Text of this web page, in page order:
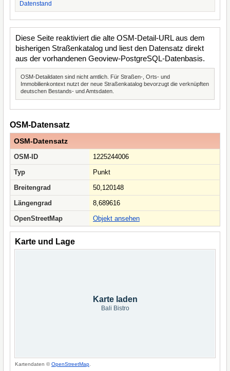
Datenstand
Diese Seite reaktiviert die alte OSM-Detail-URL aus dem
bisherigen Straßenkatalog und liest den Datensatz direkt
aus der vorhandenen Geoview-PostgreSQL-Datenbasis.
OSM-Detaildaten sind nicht amtlich. Für Straßen-, Orts- und
Immobilienkontext nutzt der neue Straßenkatalog bevorzugt die verknüpften
deutschen Bestands- und Amtsdaten.
OSM-Datensatz
OSM-Datensatz
OSM-ID
1225244006
Typ
Punkt
Breitengrad
50,120148
Längengrad
8,689616
OpenStreetMap
Objekt ansehen
Karte und Lage
Karte laden
Bali Bistro
Kartendaten ©OpenStreetMap